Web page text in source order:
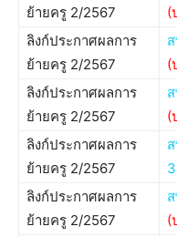
ย้ายครู 2/2567
(
ลิงก์ประกาศผลการ
ย้ายครู 2/2567
(
ลิงก์ประกาศผลการ
ย้ายครู 2/2567
(
ลิงก์ประกาศผลการ
ย้ายครู 2/2567
3
ลิงก์ประกาศผลการ
ย้ายครู 2/2567
(